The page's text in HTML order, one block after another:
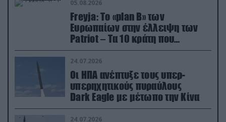
05.08.2026
Freyja: Το «plan Β» των
Ευρωπαίων στην έλλειψη των
Patriot – Τα 10 κράτη που
συμμετέχουν στο δίκτυο
συνεργασίας
24.07.2026
Οι ΗΠΑ ανέπτυξε τους υπερ-
υπερηχητικούς πυραύλους
Dark Eagle με μέτωπο την Κίνα
24.07.2026